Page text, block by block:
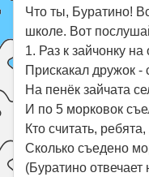
Что ты, Буратино!
школе. Вот
1. Раз к зайчонку на
Прискакал дружок -
На пенёк зайчата
И по 5 морковок
Кто считать,
Сколько съедено
(Буратино